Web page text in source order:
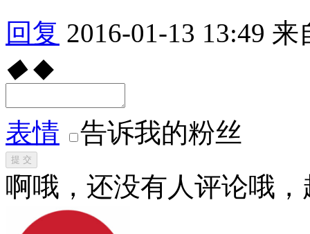
回复 2016-01-13 13:49 来
◆ ◆
表情 告诉我的粉丝
提 交
啊哦，还没有人评论哦